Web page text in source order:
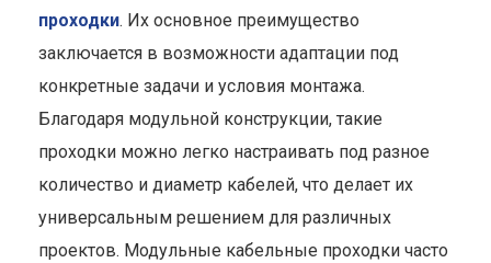
проходки. Их основное преимущество
заключается в возможности адаптации под
конкретные задачи и условия монтажа.
Благодаря модульной конструкции, такие
проходки можно легко настраивать под разное
количество и диаметр кабелей, что делает их
универсальным решением для различных
проектов. Модульные кабельные проходки часто